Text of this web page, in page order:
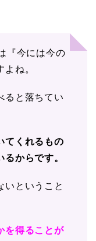
『今には今の
ね。
ると落ちてい
てくれるもの
からです。
いということ
を得ることが